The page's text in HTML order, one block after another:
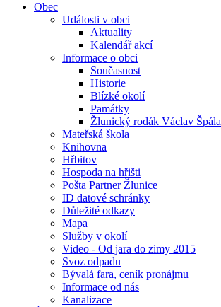
Obec
Události v obci
Aktuality
Kalendář akcí
Informace o obci
Současnost
Historie
Blízké okolí
Památky
Žlunický rodák Václav Špála
Mateřská škola
Knihovna
Hřbitov
Hospoda na hřišti
Pošta Partner Žlunice
ID datové schránky
Důležité odkazy
Mapa
Služby v okolí
Video - Od jara do zimy 2015
Svoz odpadu
Bývalá fara, ceník pronájmu
Informace od nás
Kanalizace